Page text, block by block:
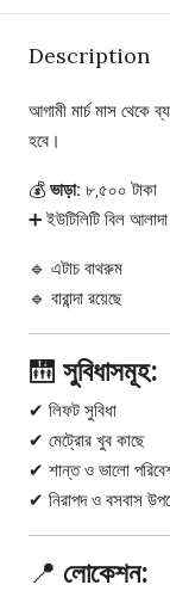
Description
আগামী মার্চ মাস থেকে
হবে।
💰 ভাড়া: ৮,৫০০ টাকা
➕ ইউটিলিটি বিল আলাদা
🔹 এটাচ বাথরুম
🔹 বারান্দা রয়েছে
🛗 সুবিধাসমূহ:
✔ লিফট সুবিধা
✔ মেট্রোর খুব কাছে
✔ শান্ত ও ভালো
✔ নিরাপদ ও বসবাস
📍 লোকেশন: